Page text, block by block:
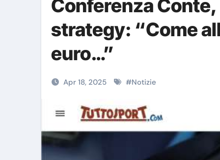
Conferenza
strategy: “Come
euro…”
Apr 18, 2025 #Notizie